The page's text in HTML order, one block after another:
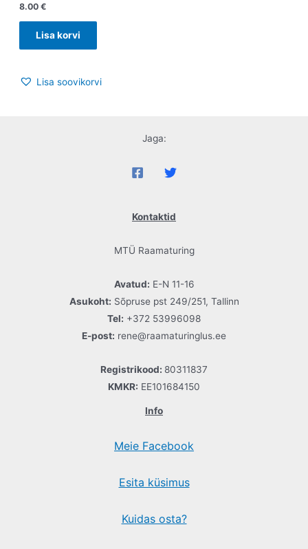
8.00 €
Lisa korvi
Lisa soovikorvi
Jaga:
Kontaktid
MTÜ Raamaturing
Avatud: E-N 11-16
Asukoht: Sõpruse pst 249/251, Tallinn
Tel: +372 53996098
E-post: rene@raamaturinglus.ee
Registrikood: 80311837
KMKR: EE101684150
Info
Meie Facebook
Esita küsimus
Kuidas osta?